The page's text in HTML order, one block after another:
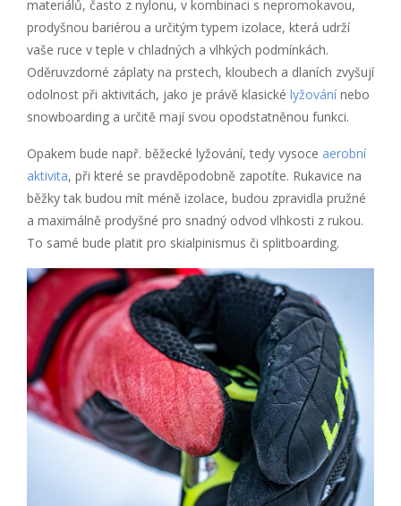
materiálů, často z nylonu, v kombinaci s nepromokavou,
prodyšnou bariérou a určitým typem izolace, která udrží
vaše ruce v teple v chladných a vlhkých podmínkách.
Oděruvzdorné záplaty na prstech, kloubech a dlaních zvyšují
odolnost při aktivitách, jako je právě klasické lyžovánínebo
snowboarding a určitě mají svou opodstatněnou funkci.
Opakem bude např. běžecké lyžování, tedy vysoce aerobní
aktivita, při které se pravděpodobně zapotíte. Rukavice na
běžky tak budou mít méně izolace, budou zpravidla pružné
a maximálně prodyšné pro snadný odvod vlhkosti z rukou.
To samé bude platit pro skialpinismus či splitboarding.